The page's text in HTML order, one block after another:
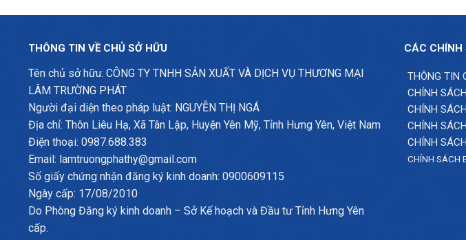
THÔNG TIN VỀ CHỦ SỞ HỮU
Tên chủ sở hữu: CÔNG TY TNHH SẢN XUẤT VÀ DỊCH VỤ THƯƠNG MẠI
LÂM TRƯỜNG PHÁT
Người đại diện theo pháp luật: NGUYỄN THỊ NGÁ
Địa chỉ: Thôn Liêu Hạ, Xã Tân Lập, Huyện Yên Mỹ, Tỉnh Hưng Yên, Việt Nam
Điện thoại: 0987.688.383
Email: lamtruongphathy@gmail.com
Số giấy chứng nhận đăng ký kinh doanh: 0900609115
Ngày cấp: 17/08/2010
Do Phòng Đăng ký kinh doanh – Sở Kế hoạch và Đầu tư Tỉnh Hưng Yên
cấp.
CÁC CHÍNH
THÔNG TIN
CHÍNH
CHÍNH
CHÍNH
CHÍNH
CHÍNH SÁCH